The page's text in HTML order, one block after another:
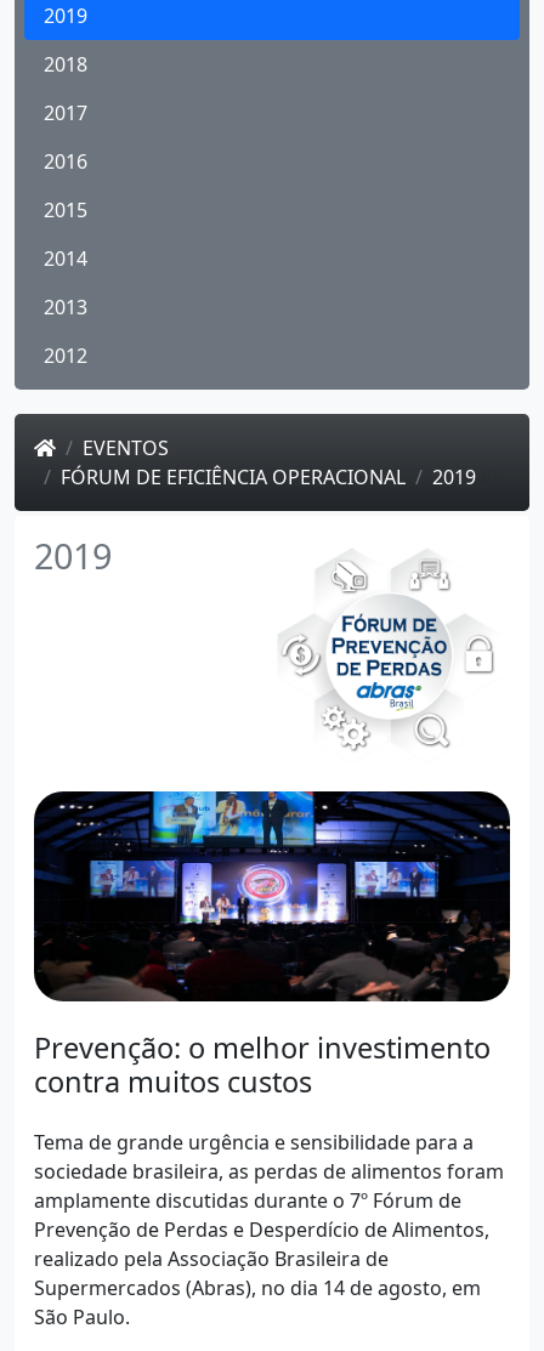
2019
2018
2017
2016
2015
2014
2013
2012
EVENTOS
FÓRUM DE EFICIÊNCIA OPERACIONAL
2019
2019
Prevenção: o melhor investimento
contra muitos custos
Tema de grande urgência e sensibilidade para a
sociedade brasileira, as perdas de alimentos foram
amplamente discutidas durante o 7º Fórum de
Prevenção de Perdas e Desperdício de Alimentos,
realizado pela Associação Brasileira de
Supermercados (Abras), no dia 14 de agosto, em
São Paulo.